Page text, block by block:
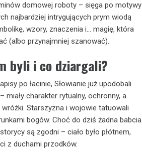
domowej roboty – sięga po motywy
najbardziej intrygujących prym wiodą
wzory, znaczenia i… magię, która
(albo przynajmniej szanować).
byli i co dziargali?
po łacinie, Słowianie już upodobali
miały charakter rytualny, ochronny, a
Starszyzna i wojowie tatuowali
bogów. Choć do dziś żadna babcia
są zgodni – ciało było płótnem,
z duchami przodków.